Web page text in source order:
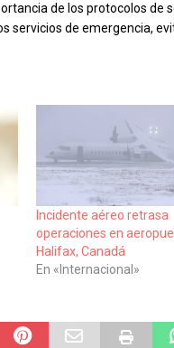
de los protocolos de
servicios de emergencia,
Incidente aéreo retrasa
operaciones en
Halifax, Canadá
En «Internacional»